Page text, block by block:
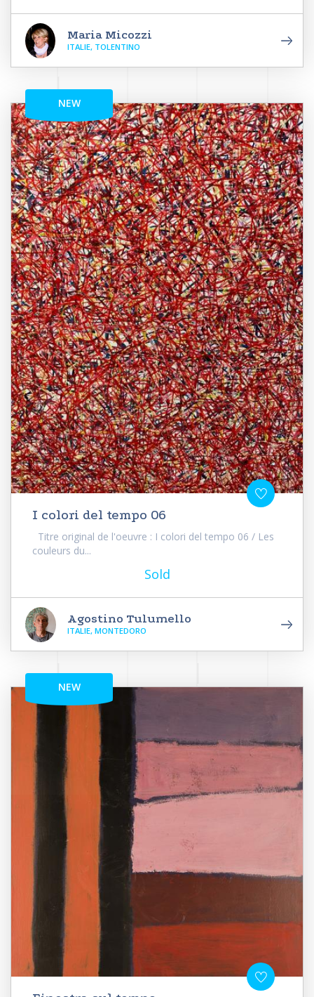
Maria Micozzi
ITALIE, TOLENTINO
NEW
I colori del tempo 06
Titre original de l'oeuvre : I colori del tempo 06 / Les
couleurs du...
Sold
Agostino Tulumello
ITALIE, MONTEDORO
NEW